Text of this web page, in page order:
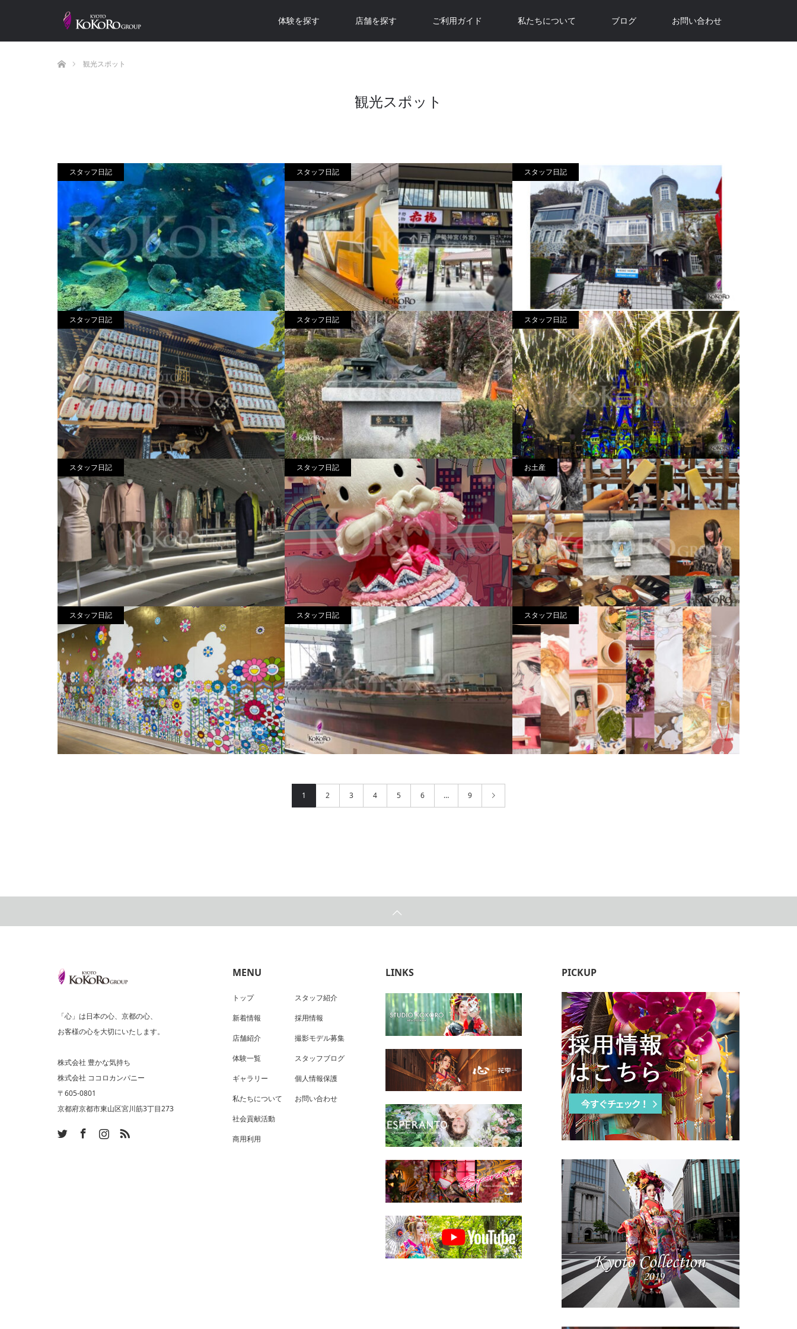
体験を探す 店舗を探す ご利用ガイド 私たちについて ブログ お問い合わせ
観光スポット
観光スポット
納涼2025
2025.08.17
スタッフ日記
初めての伊勢参り
2025.07.30
スタッフ日記
神戸北野異人館街
2025.06.22
スタッフ日記
化生の者か、魔性の者か
2025.05.25
スタッフ日記
紫式部を巡る旅
2025.02.16
スタッフ日記
竹本フロリダ旅行記
2025.01.26
スタッフ日記
ＧＵＣＣＩ日本上陸60周年記念展
2024.10.20
スタッフ日記
+:・ﾟ♡I Love Hello Kitty+:・ﾟ♡
2024.08.25
スタッフ日記
私のステキ休日in嵐山
2024.07.7
お土産
スタッフ日記
2024.05.26
スタッフ日記 スタッフ日記
1 2 3 4 5 6 … 9
MENU
トップ
新着情報
店舗紹介
体験一覧
ギャラリー
私たちについて
社会貢献活動
商用利用
スタッフ紹介
採用情報
撮影モデル募集
スタッフブログ
個人情報保護
お問い合わせ
LINKS PICKUP
「心」は日本の心、京都の心、
お客様の心を大切にいたします。
株式会社 豊かな気持ち
株式会社 ココロカンパニー
〒605-0801
京都府京都市東山区宮川筋3丁目273